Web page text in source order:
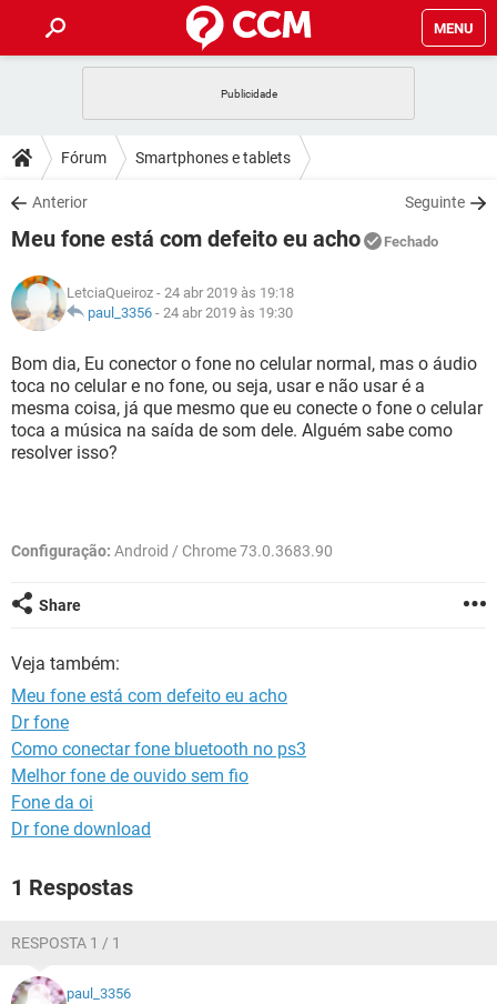
MENU
CELULAR FACEBOOK
OUTLOOK
INSTAGRAM GMAIL
GUIA DE COMPRAS
DICAS
JOGOS WHATSAPP
INSTAGRAM GMAIL
GUIA DE COMPRAS
DOWNLOADS
JOGOS WHATSAPP
CELULAR
OUTLOOK EXCEL
INSTAGRAM GMAIL
GUIA DE COMPRAS
JOGOS WHATSAPP
CELULAR
OUTLOOK EXCEL
INSTAGRAM GMAIL
GUIA DE COMPRAS
GLOSSÁRIO
JOGOS WHATSAPP
CELULAR FACEBOOK
OUTLOOK EXCEL
Fórum Smartphones e tablets
Anterior Seguinte
Meu fone está com defeito eu acho Fechado
LetciaQueiroz - 24 abr 2019 às 19:18
paul_3356 - 24 abr 2019 às 19:30
Bom dia, Eu conector o fone no celular normal, mas o áudio
toca no celular e no fone, ou seja, usar e não usar é a
mesma coisa, já que mesmo que eu conecte o fone o celular
toca a música na saída de som dele. Alguém sabe como
resolver isso?
Configuração: Android / Chrome 73.0.3683.90
Share
Veja também:
Meu fone está com defeito eu acho
Dr fone
Como conectar fone bluetooth no ps3
Melhor fone de ouvido sem fio
Fone da oi
Dr fone download
1 Respostas
RESPOSTA 1 / 1
paul_3356